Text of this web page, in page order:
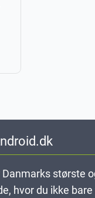
største
hvor du ikke